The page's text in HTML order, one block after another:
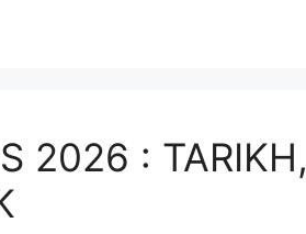
2026 : TARIKH,